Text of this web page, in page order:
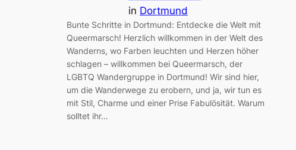
in Dortmund
Bunte Schritte in Dortmund: Entdecke die Welt mit
Queermarsch! Herzlich willkommen in der Welt des
Wanderns, wo Farben leuchten und Herzen höher
schlagen – willkommen bei Queermarsch, der
LGBTQ Wandergruppe in Dortmund! Wir sind hier,
um die Wanderwege zu erobern, und ja, wir tun es
mit Stil, Charme und einer Prise Fabulösität. Warum
solltet ihr…